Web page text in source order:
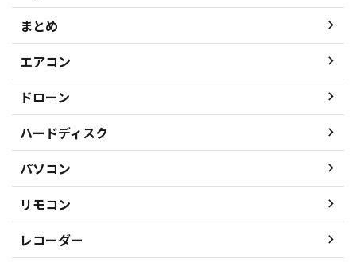
まとめ
エアコン
ドローン
ハードディスク
パソコン
リモコン
レコーダー